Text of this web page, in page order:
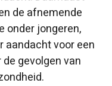
de afnemende
onder jongeren,
aandacht voor een
gevolgen van